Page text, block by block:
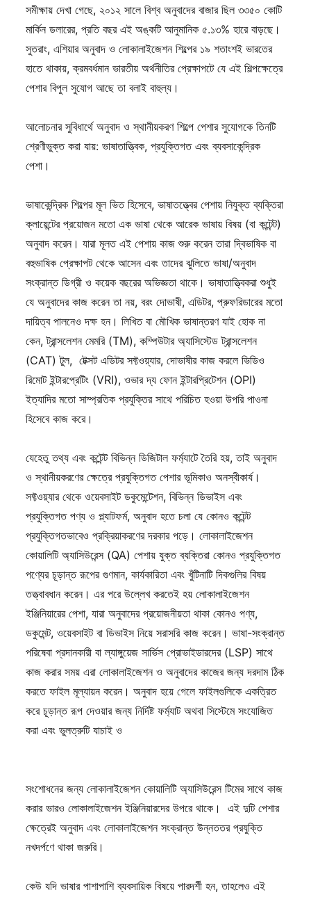
সমীক্ষায় দেখা গেছে, ২০১২ সালে বিশ্ব অনুবাদের বাজার ছিল ৩৩৫০ কোটি
মার্কিন ডলারের, প্রতি বছর এই অঙ্কটি আনুমানিক ৫.১৩% হারে বাড়ছে।
সুতরাং, এশিয়ার অনুবাদ ও লোকালাইজেশন শিল্পের ১৯ শতাংশই ভারতের
হাতে থাকায়, ক্রমবর্ধমান ভারতীয় অর্থনীতির প্রেক্ষাপটে যে এই শিল্পক্ষেত্রে
পেশার বিপুল সুযোগ আছে তা বলাই বাহুল্য।
আলোচনার সুবিধার্থে অনুবাদ ও স্থানীয়করণ শিল্পে পেশার সুযোগকে তিনটি
শ্রেণীভুক্ত করা যায়: ভাষাতাত্ত্বিক, প্রযুক্তিগত এবং ব্যবসাকেন্দ্রিক
পেশা।
ভাষাকেন্দ্রিক শিল্পের মূল ভিত হিসেবে, ভাষাতত্ত্বের পেশায় নিযুক্ত ব্যক্তিরা
ক্লায়েন্টের প্রয়োজন মতো এক ভাষা থেকে আরেক ভাষায় বিষয় (বা কন্টেন্ট)
অনুবাদ করেন। যারা মূলত এই পেশায় কাজ শুরু করেন তারা দ্বিভাষিক বা
বহুভাষিক প্রেক্ষাপট থেকে আসেন এবং তাদের ঝুলিতে ভাষা/অনুবাদ
সংক্রান্ত ডিগ্রী ও কয়েক বছরের অভিজ্ঞতা থাকে। ভাষাতাত্ত্বিকরা শুধুই
যে অনুবাদের কাজ করেন তা নয়, বরং দোভাষী, এডিটর, প্রুফরিডারের মতো
দায়িত্ব পালনেও দক্ষ হন। লিখিত বা মৌখিক ভাষান্তরণ যাই হোক না
কেন, ট্রান্সলেশন মেমরি (TM), কম্পিউটার অ্যাসিস্টেড ট্রান্সলেশন
(CAT) টুল, টেক্সট এডিটর সফ্টওয়্যার, দোভাষীর কাজ করলে ভিডিও
রিমোট ইন্টারপ্রেটিং (VRI), ওভার দ্য ফোন ইন্টারপ্রিটেশন (OPI)
ইত্যাদির মতো সাম্প্রতিক প্রযুক্তির সাথে পরিচিত হওয়া উপরি পাওনা
হিসেবে কাজ করে।
যেহেতু তথ্য এবং কন্টেন্ট বিভিন্ন ডিজিটাল ফর্ম্যাটে তৈরি হয়, তাই অনুবাদ
ও স্থানীয়করণের ক্ষেত্রে প্রযুক্তিগত পেশার ভূমিকাও অনস্বীকার্য।
সফ্টওয়্যার থেকে ওয়েবসাইট ডকুমেন্টেশন, বিভিন্ন ডিভাইস এবং
প্রযুক্তিগত পণ্য ও প্ল্যাটফর্ম, অনুবাদ হতে চলা যে কোনও কন্টেন্ট
প্রযুক্তিগতভাবেও প্রক্রিয়াকরণের দরকার পড়ে। লোকালাইজেশন
কোয়ালিটি অ্যাসিউরেন্স (QA) পেশায় যুক্ত ব্যক্তিরা কোনও প্রযুক্তিগত
পণ্যের চূড়ান্ত রূপের গুণমান, কার্যকারিতা এবং খুঁটিনাটি দিকগুলির বিষয়
তত্ত্বাবধান করেন। এর পরে উল্লেখ করতেই হয় লোকালাইজেশন
ইঞ্জিনিয়ারের পেশা, যারা অনুবাদের প্রয়োজনীয়তা থাকা কোনও পণ্য,
ডকুমেন্ট, ওয়েবসাইট বা ডিভাইস নিয়ে সরাসরি কাজ করেন। ভাষা-সংক্রান্ত
পরিষেবা প্রদানকারী বা ল্যাঙ্গুয়েজ সার্ভিস প্রোভাইডারদের (LSP) সাথে
কাজ করার সময় এরা লোকালাইজেশন ও অনুবাদের কাজের জন্য দরদাম ঠিক
করতে ফাইল মূল্যায়ন করেন। অনুবাদ হয়ে গেলে ফাইলগুলিকে একত্রিত
করে চূড়ান্ত রূপ দেওয়ার জন্য নির্দিষ্ট ফর্ম্যাট অথবা সিস্টেমে সংযোজিত
করা এবং ভুলত্রুটি যাচাই ও
সংশোধনের জন্য লোকালাইজেশন কোয়ালিটি অ্যাসিউরেন্স টিমের সাথে কাজ
করার ভারও লোকালাইজেশন ইঞ্জিনিয়ারদের উপরে থাকে। এই দুটি পেশার
ক্ষেত্রেই অনুবাদ এবং লোকালাইজেশন সংক্রান্ত উন্নততর প্রযুক্তি
নখদর্পণে থাকা জরুরি।
কেউ যদি ভাষার পাশাপাশি ব্যবসায়িক বিষয়ে পারদর্শী হন, তাহলেও এই